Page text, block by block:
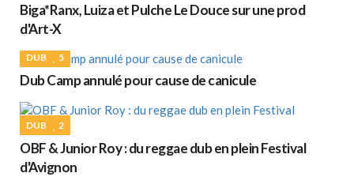
Biga*Ranx, Luiza et Pulche Le Douce sur une prod
d'Art-X
DUB 5
Dub Camp annulé pour cause de canicule
DUB 2
OBF & Junior Roy : du reggae dub en plein Festival
d'Avignon